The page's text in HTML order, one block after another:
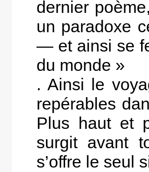
dernier
un paradoxe
— et ainsi se
du monde »
. Ainsi le
repérables
Plus haut et
surgit avant
s’offre le seul